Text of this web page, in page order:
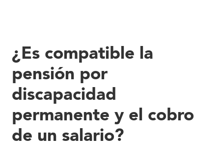
¿Es compatible la
pensión por
discapacidad
permanente y el cobro
de un salario?